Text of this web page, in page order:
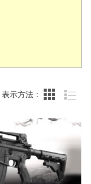
表示方法：